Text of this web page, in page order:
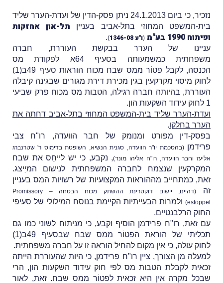
נזכיר, כי ביום 24.1.2013 ניתן פסק-הדין של ועדת-הערר שליד
בית-המשפט המחוזי בתל-אביב בעניין תל-און אחזקות
ופיתוח 1990 בע"מ
(ו"ע 1346-08 )
.
עניינו של הערר בבקשת העוררת, חברה
משפחתית כמשמעותה בסעיף 64א לפקודת מס
הכנסה, לקבל פטוֹר ממס שבח מכוח הוראות סעיף 49ב(1)
לחוק מיסוי מקרקעין בגין מכירת דירת מגורים שבגינה קיבלה
העוררת, בהיותה חברה רגילה, הטבות מס מכוח פרק שביעי
1 לחוק עידוד השקעות הון.
ועדת-הערר שליד בית-המשפט המחוזי בתל-אביב דחתה את
הערר בחלקו.
בפסק-דין מפורט ומנומק של חבר הוועדה, רו"ח צבי
פרידמן(בהסכמת יו"ר הוועדה, סגנית הנשיא, השופטת בדימוס ר' שטרנברג
אליעז וחבר הוועדה, רו"ח אליהו מונד), נקבע, כי יש לייחֵס את שבח
המקרקעין שנצמח לחברה המשפחתית לנישום המיַיצג.
זאת, כמתחייב מההוראות המקצועיות של רשויות המס בעניין
זה
(דהיינו, יישום דוקטרינת ההשתק מכוח הבטחה – Promissory
estoppel)
ולמרוֹת הבעייתיות הקיימת בנוסח המילולי של סעיפי
החוק הרלבנטיים.
עם זאת, רו"ח פרידמן הוסיף וקבע, כי מניתוח לשוני כמו גם
תכליתי של הוראת הפטוֹר ממס שבח שבסעיף 49ב(1)
לחוק עולה, כי אין מקום להחיל הוראה זו על חברה משפחתית.
למעלה מן הצורך, ציין רו"ח פרידמן, כי היות שהעוררת הייתה
זכאית לקבלת הטבות מס לפי חוק עידוד השקעות הון, הרי
שבכל מקרה אין היא זכאית לפטוֹר ממס שבח. זאת, לאור